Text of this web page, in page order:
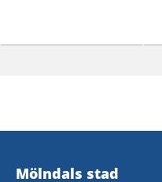
Mölndals stad